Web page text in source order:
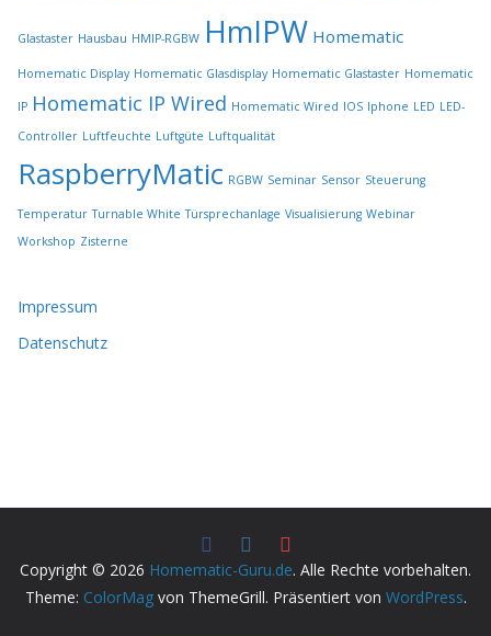
d
e
Glastaster Hausbau HMIP-RGBW HmIPW Homematic
Homematic Display Homematic Glasdisplay Homematic Glastaster Homematic
IP Homematic IP Wired Homematic Wired IOS Iphone LED LED-
Controller Luftfeuchte Luftgüte Luftqualität
RaspberryMatic RGBW Seminar Sensor Steuerung
Temperatur Turnable White Türsprechanlage Visualisierung Webinar
Workshop Zisterne
Impressum
Datenschutz
Copyright © 2026 Homematic-Guru.de. Alle Rechte vorbehalten.
Theme: ColorMagvon ThemeGrill. Präsentiert von WordPress.